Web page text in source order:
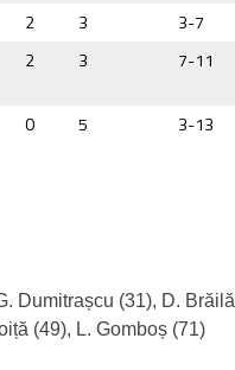
2 3
3-7
2 3 7-11
0 5 3-13
Dumitrașcu (31), D.
(49), L. Gomboș (71)